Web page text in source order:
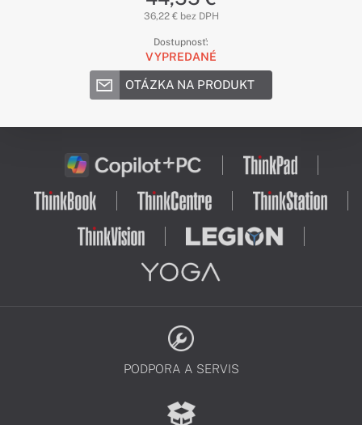
36,22 € bez DPH
Dostupnosť:
VYPREDANÉ
OTÁZKA NA PRODUKT
PODPORA A SERVIS